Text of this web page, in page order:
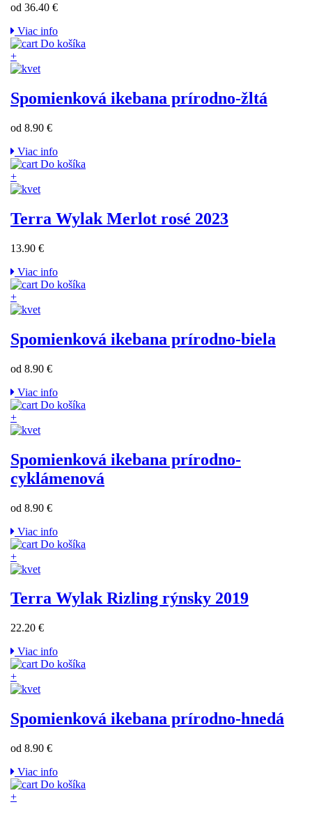
od 36.40 €
Viac info
Do košíka
+
Spomienková ikebana prírodno-žltá
od 8.90 €
Viac info
Do košíka
+
Terra Wylak Merlot rosé 2023
13.90 €
Viac info
Do košíka
+
Spomienková ikebana prírodno-biela
od 8.90 €
Viac info
Do košíka
+
Spomienková ikebana prírodno-
cyklámenová
od 8.90 €
Viac info
Do košíka
+
Terra Wylak Rizling rýnsky 2019
22.20 €
Viac info
Do košíka
+
Spomienková ikebana prírodno-hnedá
od 8.90 €
Viac info
Do košíka
+